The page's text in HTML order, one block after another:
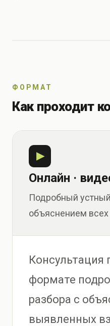
ФОРМАТ
Как проходит
▶
Онлайн ·
Подробный
объяснением
Консультация
формате
разбора с
выявленных